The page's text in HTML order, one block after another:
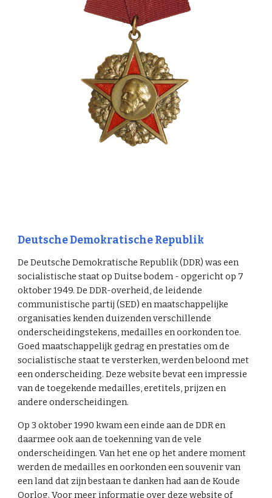
Deutsche Demokratische Republik
De Deutsche Demokratische Republik (DDR) was een
socialistische staat op Duitse bodem - opgericht op 7
oktober 1949. De DDR-overheid, de leidende
communistische partij (SED) en maatschappelijke
organisaties kenden duizenden verschillende
onderscheidingstekens, medailles en oorkonden toe.
Goed maatschappelijk gedrag en prestaties om de
socialistische staat te versterken, werden beloond met
een onderscheiding. Deze website bevat een impressie
van de toegekende medailles, eretitels, prijzen en
andere onderscheidingen.
Op 3 oktober 1990 kwam een einde aan de DDR en
daarmee ook aan de toekenning van de vele
onderscheidingen. Van het ene op het andere moment
werden de medailles en oorkonden een souvenir van
een land dat zijn bestaan te danken had aan de Koude
Oorlog. Voor meer informatie over deze website of